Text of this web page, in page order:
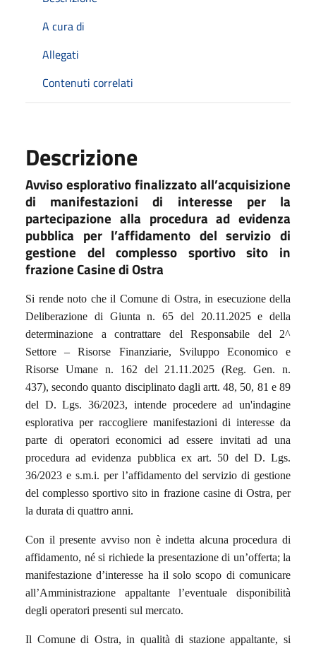
A cura di
Allegati
Contenuti correlati
Descrizione
Avviso esplorativo finalizzato all’acquisizione
di manifestazioni di interesse per la
partecipazione alla procedura ad evidenza
pubblica per l’affidamento del servizio di
gestione del complesso sportivo sito in
frazione Casine di Ostra
Si rende noto che il Comune di Ostra, in esecuzione della
Deliberazione di Giunta n. 65 del 20.11.2025 e della
determinazione a contrattare del Responsabile del 2^
Settore – Risorse Finanziarie, Sviluppo Economico e
Risorse Umane n. 162 del 21.11.2025 (Reg. Gen. n.
437), secondo quanto disciplinato dagli artt. 48, 50, 81 e 89
del D. Lgs. 36/2023, intende procedere ad un'indagine
esplorativa per raccogliere manifestazioni di interesse da
parte di operatori economici ad essere invitati ad una
procedura ad evidenza pubblica ex art. 50 del D. Lgs.
36/2023 e s.m.i. per l’affidamento del servizio di gestione
del complesso sportivo sito in frazione casine di Ostra, per
la durata di quattro anni.
Con il presente avviso non è indetta alcuna procedura di
affidamento, né si richiede la presentazione di un’offerta; la
manifestazione d’interesse ha il solo scopo di comunicare
all’Amministrazione appaltante l’eventuale disponibilità
degli operatori presenti sul mercato.
Il Comune di Ostra, in qualità di stazione appaltante, si